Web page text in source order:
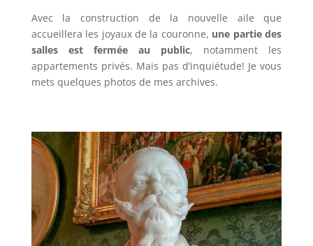
Avec la construction de la nouvelle aile que
accueillera les joyaux de la couronne, une partie des
salles est fermée au public, notamment les
appartements privés. Mais pas d’inquiétude! Je vous
mets quelques photos de mes archives.